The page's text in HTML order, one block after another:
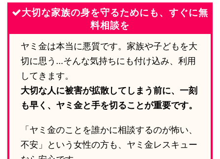
大切な家族の身を守るためにも、すぐに無
料相談を
ヤミ金は本当に悪質です。家族や子どもを大
切に思う…そんな気持ちにも付け込み、利用
してきます。
大切な人に被害が拡散してしまう前に、一刻
も早く、ヤミ金と手を切ることが重要です。
「ヤミ金のことを誰かに相談するのが怖い、
不安」という女性の方も、ヤミ金レスキュー